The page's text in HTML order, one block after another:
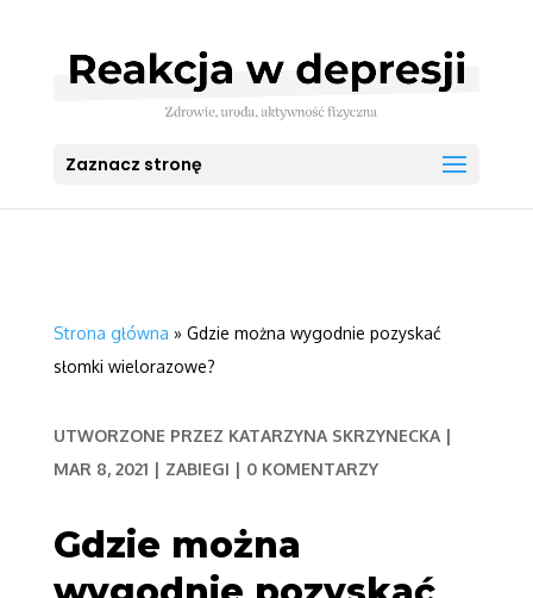
Zaznacz stronę
Strona główna » Gdzie można wygodnie pozyskać
słomki wielorazowe?
UTWORZONE PRZEZ KATARZYNA SKRZYNECKA|
MAR 8, 2021 | ZABIEGI | 0 KOMENTARZY
Gdzie można